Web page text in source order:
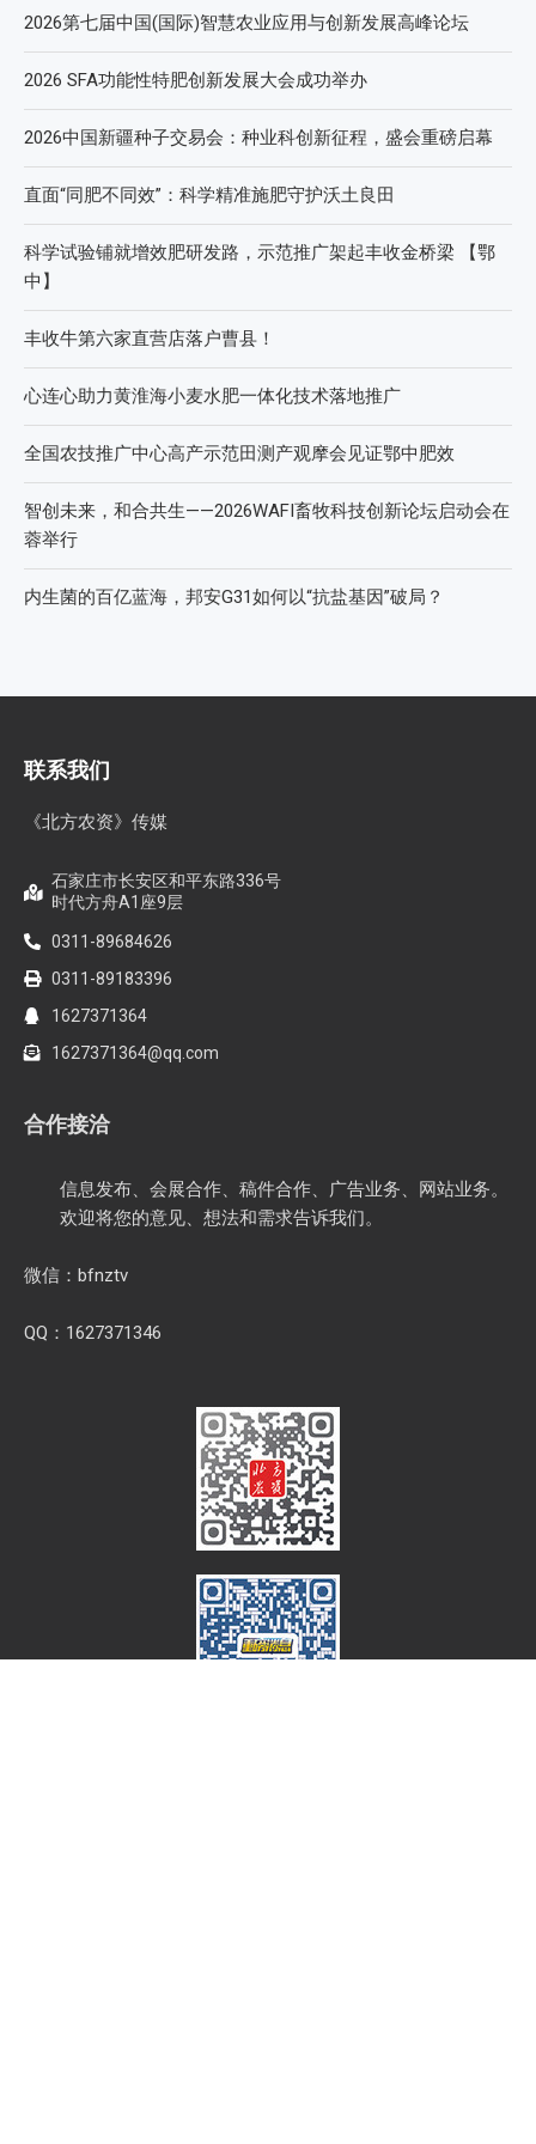
2026第七届中国(国际)智慧农业应用与创新发展高峰论坛
2026 SFA功能性特肥创新发展大会成功举办
2026中国新疆种子交易会：种业科创新征程，盛会重磅启幕
直面“同肥不同效”：科学精准施肥守护沃土良田
科学试验铺就增效肥研发路，示范推广架起丰收金桥梁 【鄂
中】
丰收牛第六家直营店落户曹县！
心连心助力黄淮海小麦水肥一体化技术落地推广
全国农技推广中心高产示范田测产观摩会见证鄂中肥效
智创未来，和合共生——2026WAFI畜牧科技创新论坛启动会在
蓉举行
内生菌的百亿蓝海，邦安G31如何以“抗盐基因”破局？
联系我们
《北方农资》传媒
石家庄市长安区和平东路336号
时代方舟A1座9层
0311-89684626
0311-89183396
1627371364
1627371364@qq.com
合作接洽
信息发布、会展合作、稿件合作、广告业务、网站业务。
欢迎将您的意见、想法和需求告诉我们。
微信：bfnztv
QQ：1627371346